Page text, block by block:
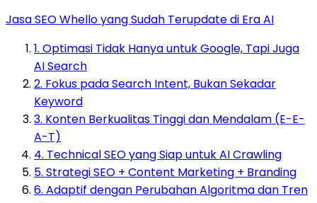
Jasa SEO Whello yang Sudah Terupdate di Era AI
1. Optimasi Tidak Hanya untuk Google, Tapi Juga
AI Search
2. Fokus pada Search Intent, Bukan Sekadar
Keyword
3. Konten Berkualitas Tinggi dan Mendalam (E-E-
A-T)
4. Technical SEO yang Siap untuk AI Crawling
5. Strategi SEO + Content Marketing + Branding
6. Adaptif dengan Perubahan Algoritma dan Tren